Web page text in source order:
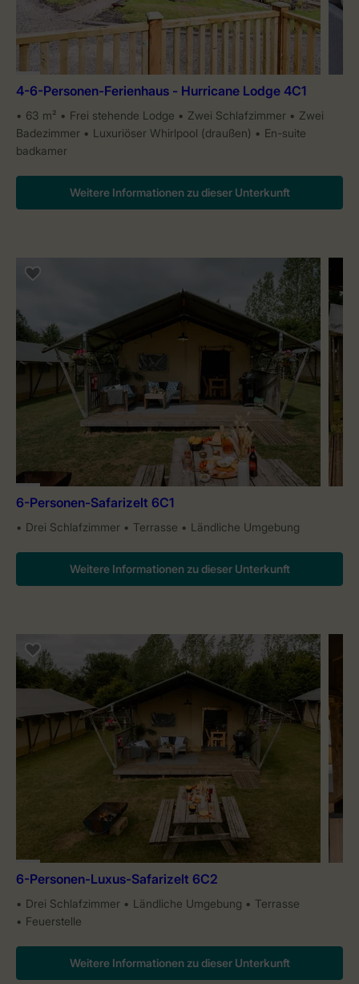
4-6-Personen-Ferienhaus - Hurricane Lodge 4C1
63 m² Frei stehende Lodge Zwei Schlafzimmer
Zwei
Badezimmer
Luxuriöser Whirlpool (draußen)
En-suite
badkamer
Weitere Informationen zu dieser Unterkunft
6-Personen-Safarizelt 6C1
Drei Schlafzimmer Terrasse Ländliche Umgebung
Weitere Informationen zu dieser Unterkunft
6-Personen-Luxus-Safarizelt 6C2
Drei Schlafzimmer Ländliche Umgebung
Terrasse
Feuerstelle
Weitere Informationen zu dieser Unterkunft